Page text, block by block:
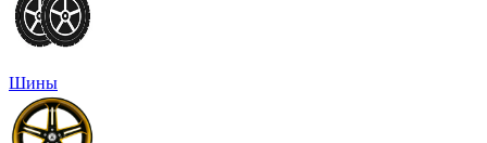
Шины